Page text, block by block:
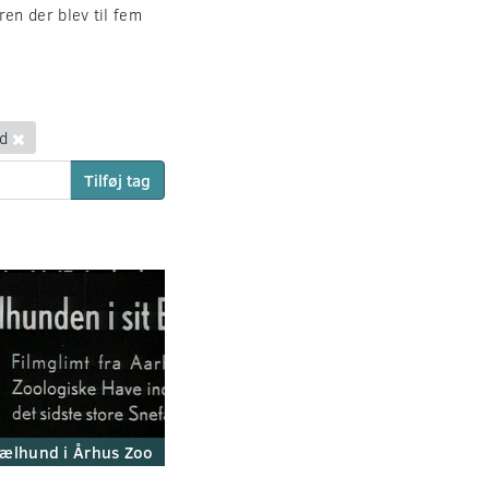
der blev til fem
Tilføj tag
i Århus Zoo